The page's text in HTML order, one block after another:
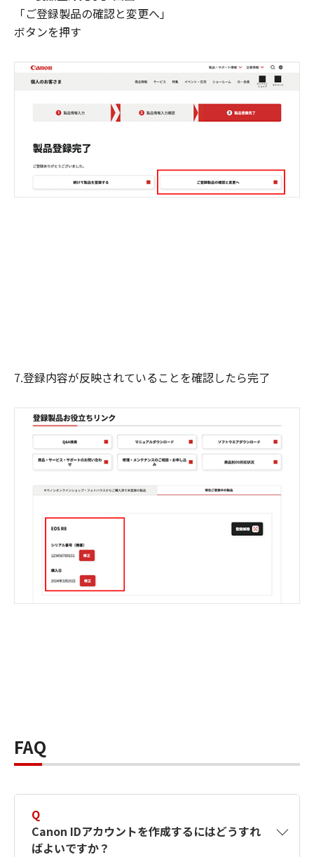
「ご登録製品の確認と変更へ」
ボタンを押す
7.登録内容が反映されていることを確認したら完了
FAQ
Q
Canon IDアカウントを作成するにはどうすれ
ばよいですか？